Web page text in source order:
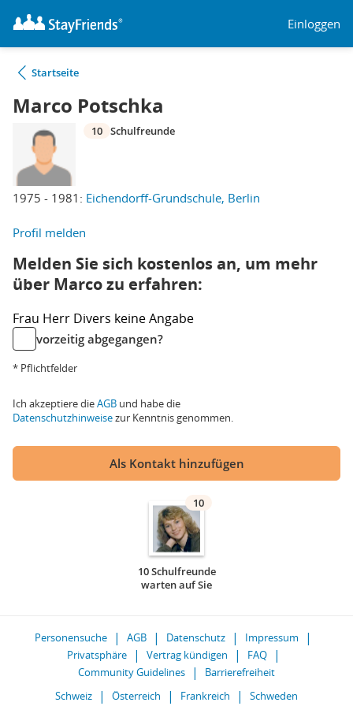
Einloggen
Startseite
Marco Potschka
1975 - 1981: Eichendorff-Grundschule, Berlin
10 Schulfreunde
Profil melden
Melden Sie sich kostenlos an, um mehr
über Marco zu erfahren:
Frau Herr Divers keine Angabe
vorzeitig abgegangen?
* Pflichtfelder
Ich akzeptiere dieAGB und habe die
Datenschutzhinweisezur Kenntnis genommen.
Als Kontakt hinzufügen
10
10 Schulfreunde
warten auf Sie
Personensuche AGB Datenschutz
Impressum
Privatsphäre
Vertrag kündigen
FAQ
Community Guidelines
Barrierefreiheit
Schweiz
Österreich Frankreich Schweden